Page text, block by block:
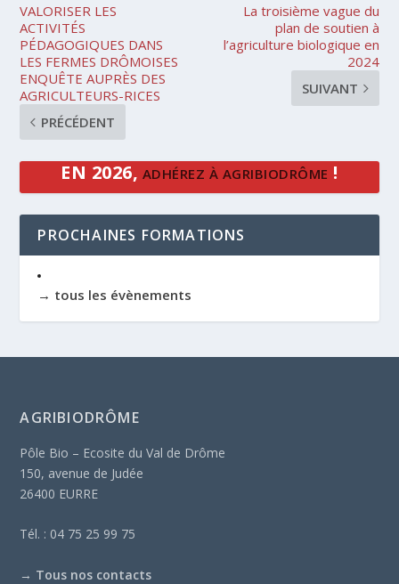
VALORISER LES
ACTIVITÉS
PÉDAGOGIQUES DANS
LES FERMES DRÔMOISES
ENQUÊTE AUPRÈS DES
AGRICULTEURS-RICES
PRÉCÉDENT
La troisième vague du
plan de soutien à
l’agriculture biologique en
2024
SUIVANT
EN 2026, ADHÉREZ À AGRIBIODRÔME !
PROCHAINES FORMATIONS
→ tous les évènements
AGRIBIODRÔME
Pôle Bio – Ecosite du Val de Drôme
150, avenue de Judée
26400 EURRE
Tél. : 04 75 25 99 75
→ Tous nos contacts